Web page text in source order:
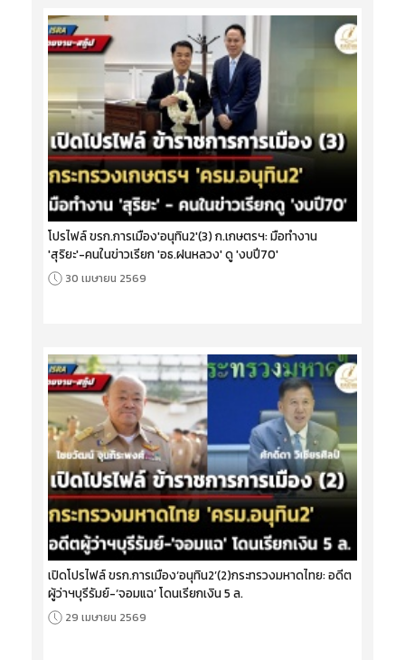
โปรไฟล์ ขรก.การเมือง'อนุทิน2'(3) ก.เกษตรฯ: มือทำงาน
'สุริยะ'-คนในข่าวเรียก 'อธ.ฝนหลวง' ดู 'งบปี70'
30 เมษายน 2569
เปิดโปรไฟล์ ขรก.การเมือง‘อนุทิน2’(2)กระทรวงมหาดไทย: อดีต
ผู้ว่าฯบุรีรัมย์-‘จอมแฉ’ โดนเรียกเงิน 5 ล.
29 เมษายน 2569